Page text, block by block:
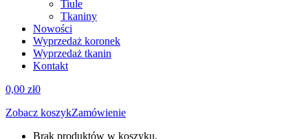
Tiule
Tkaniny
Nowości
Wyprzedaż koronek
Wyprzedaż tkanin
Kontakt
0,00 zł0
Zobacz koszykZamówienie
Brak produktów w koszyku.